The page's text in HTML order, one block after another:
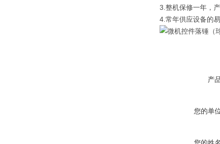
3.整机保修一年，
4.常年供应设备的
产
您的单